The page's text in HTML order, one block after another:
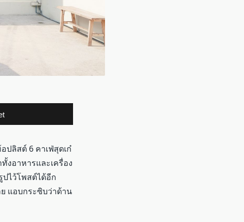
ปลิสต์ 6 คาเฟ่สุดเก๋
งอาหารและเครื่อง
ไว้โพสต์ได้อีก
แอบกระซิบว่าด้าน